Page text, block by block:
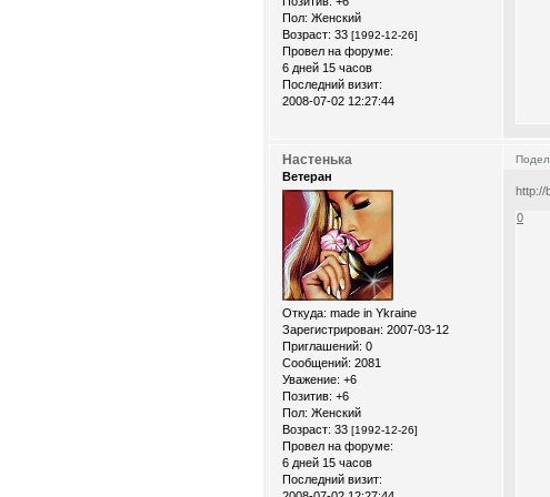
Пол: Женский
Возраст: 33 [1992-12-26]
Провел на форуме:
6 дней 15 часов
Последний визит:
2008-07-02 12:27:44
Настенька
Ветеран
Откуда: made in Ykraine
Зарегистрирован: 2007-03-12
Приглашений: 0
Сообщений: 2081
Уважение: +6
Позитив: +6
Пол: Женский
Возраст: 33 [1992-12-26]
Провел на форуме:
6 дней 15 часов
Последний визит:
http://
0